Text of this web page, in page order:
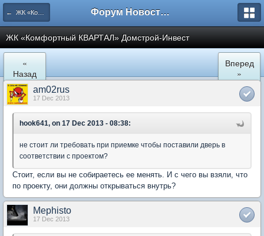
← ЖК «Комфортный КВАРТАЛ» Форум Новостройки
ЖК «Комфортный КВАРТАЛ» Домстрой-Инвест
«
Назад
Вперед
»
am02rus
17 Dec 2013
hook641, on 17 Dec 2013 - 08:38:
не стоит ли требовать при приемке чтобы поставили дверь в
соответствии с проектом?
Стоит, если вы не собираетесь ее менять. И с чего вы взяли, что
по проекту, они должны открываться внутрь?
Mephisto
17 Dec 2013